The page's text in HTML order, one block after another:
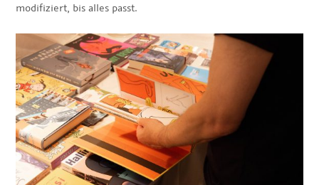
modifiziert, bis alles passt.